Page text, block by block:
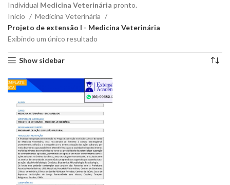
Individual Medicina Veterinária pronto.
Início
Medicina Veterinária
Projeto de extensão I - Medicina Veterinária
Exibindo um único resultado
Show sidebar